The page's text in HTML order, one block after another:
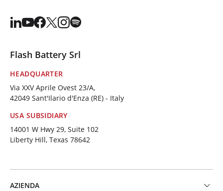
Flash Battery Srl
HEADQUARTER
Via XXV Aprile Ovest 23/A,
42049 Sant'Ilario d'Enza (RE) - Italy
USA SUBSIDIARY
14001 W Hwy 29, Suite 102
Liberty Hill, Texas 78642
AZIENDA